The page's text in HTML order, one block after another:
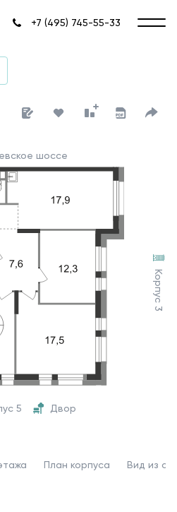
+7 (495) 745-55-33
Корпус 3
5 Двор
шоссе
План корпуса Вид из